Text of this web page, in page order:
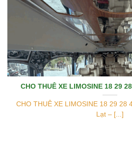
CHO THUÊ XE LIMOSINE 18 29
CHO THUÊ XE LIMOSINE 18 29 28
Lạt – [...]